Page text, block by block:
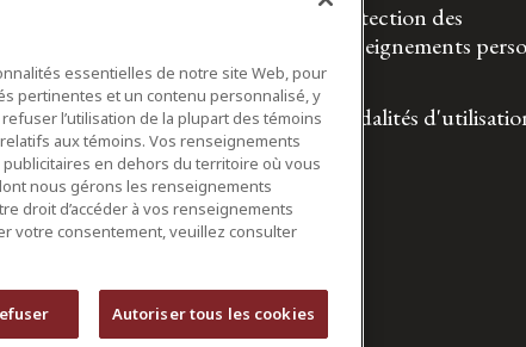
Protection des
renseignements
Modalités
essentielles de notre site Web, pour
pertinentes et un contenu personnalisé, y
l’utilisation de la plupart des témoins
aux témoins. Vos renseignements
en dehors du territoire où vous
nous gérons les renseignements
droit d’accéder à vos renseignements
votre consentement, veuillez consulter
Autoriser tous les cookies